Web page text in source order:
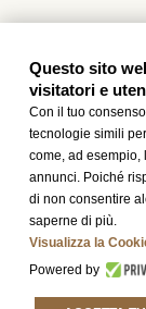
Questo sito
visitatori e
Con il tuo
tecnologie simili
come, ad esempio,
annunci. Poiché
di non consentire
saperne di più.
Visualizza la
Powered by